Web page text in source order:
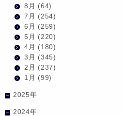
8月 (64)
7月 (254)
6月 (259)
5月 (220)
4月 (180)
3月 (345)
2月 (237)
1月 (99)
2025年
2024年